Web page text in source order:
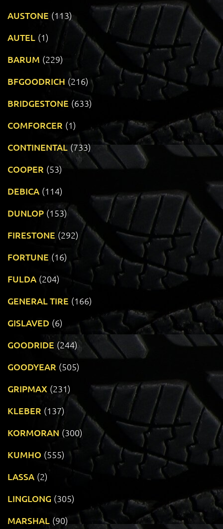
AUSTONE (113)
AUTEL (1)
BARUM (229)
BFGOODRICH (216)
BRIDGESTONE (633)
COMFORCER (1)
CONTINENTAL (733)
COOPER (53)
DEBICA (114)
DUNLOP (153)
FIRESTONE (292)
FORTUNE (16)
FULDA (204)
GENERAL TIRE (166)
GISLAVED (6)
GOODRIDE (244)
GOODYEAR (505)
GRIPMAX (231)
KLEBER (137)
KORMORAN (300)
KUMHO (555)
LASSA (2)
LINGLONG (305)
MARSHAL (90)